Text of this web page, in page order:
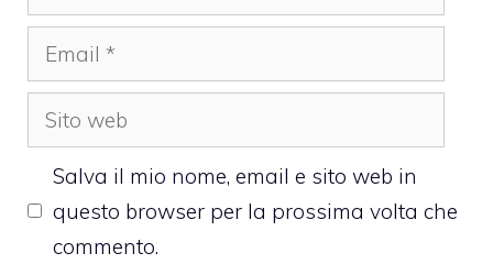
Email
Sito
web
Salva il mio nome, email e sito web in
questo browser per la prossima volta che
commento.